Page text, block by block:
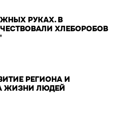
РУКАХ. В
ХЛЕБОРОБОВ
РЕГИОНА И
ЖИЗНИ ЛЮДЕЙ